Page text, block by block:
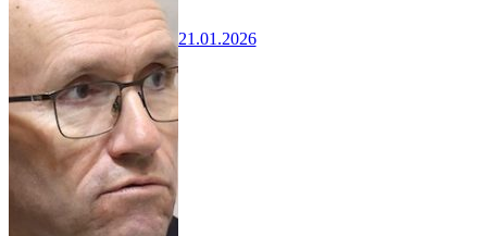
21.01.2026